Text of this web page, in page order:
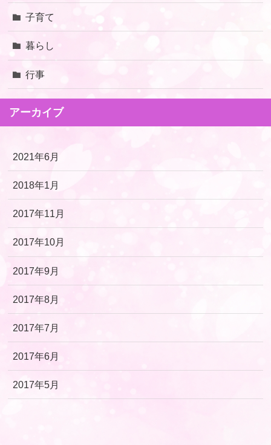
子育て
暮らし
行事
アーカイブ
2021年6月
2018年1月
2017年11月
2017年10月
2017年9月
2017年8月
2017年7月
2017年6月
2017年5月